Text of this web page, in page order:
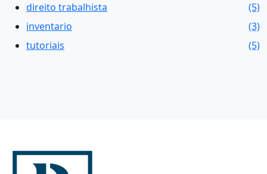
direito trabalhista
(5)
inventario
(3)
tutoriais
(5)